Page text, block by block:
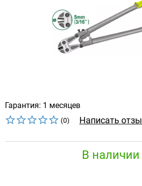
Гарантия: 1 месяцев
(0) Написать
В наличии